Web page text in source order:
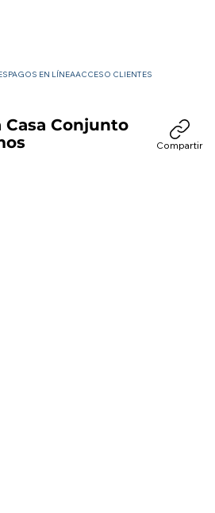
PAGOS EN LÍNEAACCESO CLIENTES
Conjunto
Compartir